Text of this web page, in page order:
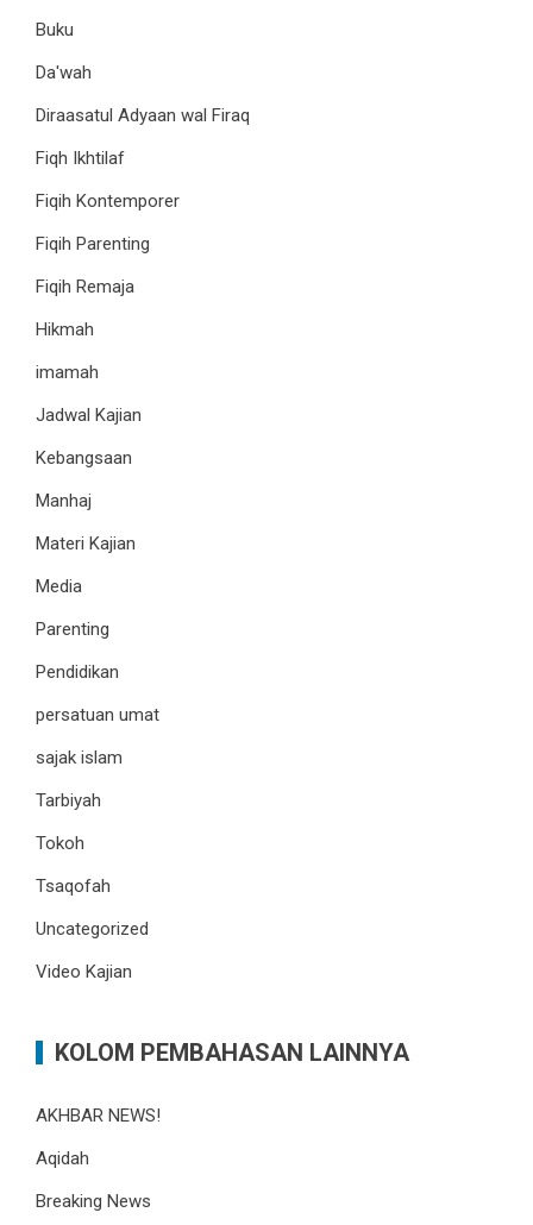
Buku
Da'wah
Diraasatul Adyaan wal Firaq
Fiqh Ikhtilaf
Fiqih Kontemporer
Fiqih Parenting
Fiqih Remaja
Hikmah
imamah
Jadwal Kajian
Kebangsaan
Manhaj
Materi Kajian
Media
Parenting
Pendidikan
persatuan umat
sajak islam
Tarbiyah
Tokoh
Tsaqofah
Uncategorized
Video Kajian
KOLOM PEMBAHASAN LAINNYA
AKHBAR NEWS!
Aqidah
Breaking News